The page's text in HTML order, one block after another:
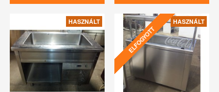
HASZNÁLT HASZNÁLT
ELFOGYOTT